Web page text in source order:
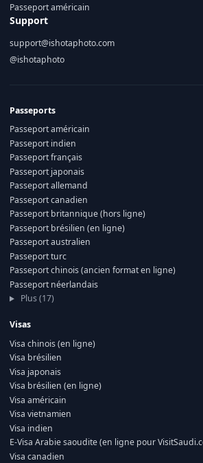
Passeport américain
Support
support@ishotaphoto.com
@ishotaphoto
Passeports
Passeport américain
Passeport indien
Passeport français
Passeport japonais
Passeport allemand
Passeport canadien
Passeport britannique (hors ligne)
Passeport brésilien (en ligne)
Passeport australien
Passeport turc
Passeport chinois (ancien format en ligne)
Passeport néerlandais
Plus (17)
Visas
Visa chinois (en ligne)
Visa brésilien
Visa japonais
Visa brésilien (en ligne)
Visa américain
Visa vietnamien
Visa indien
E-Visa Arabie saoudite (en ligne pour
Visa canadien